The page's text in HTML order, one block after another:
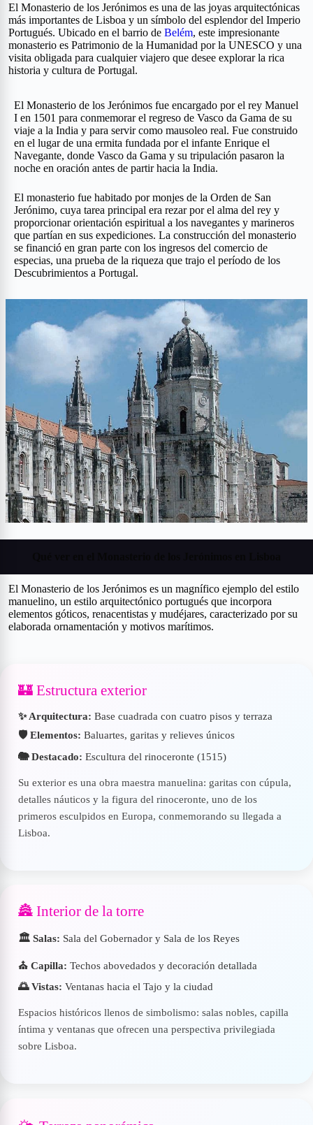
El Monasterio de los Jerónimos es una de las joyas arquitectónicas
más importantes de Lisboa y un símbolo del esplendor del Imperio
Portugués. Ubicado en el barrio de Belém, este impresionante
monasterio es Patrimonio de la Humanidad por la UNESCO y una
visita obligada para cualquier viajero que desee explorar la rica
historia y cultura de Portugal.
El Monasterio de los Jerónimos fue encargado por el rey Manuel
I en 1501 para conmemorar el regreso de Vasco da Gama de su
viaje a la India y para servir como mausoleo real. Fue construido
en el lugar de una ermita fundada por el infante Enrique el
Navegante, donde Vasco da Gama y su tripulación pasaron la
noche en oración antes de partir hacia la India.
El monasterio fue habitado por monjes de la Orden de San
Jerónimo, cuya tarea principal era rezar por el alma del rey y
proporcionar orientación espiritual a los navegantes y marineros
que partían en sus expediciones. La construcción del monasterio
se financió en gran parte con los ingresos del comercio de
especias, una prueba de la riqueza que trajo el período de los
Descubrimientos a Portugal.
El Monasterio de los Jerónimos es un magnífico ejemplo del estilo
manuelino, un estilo arquitectónico portugués que incorpora
elementos góticos, renacentistas y mudéjares, caracterizado por su
elaborada ornamentación y motivos marítimos.
🏰 Estructura exterior
✨ Arquitectura: Base cuadrada con cuatro pisos y terraza
🛡️ Elementos: Baluartes, garitas y relieves únicos
🐘 Destacado: Escultura del rinoceronte (1515)
Su exterior es una obra maestra manuelina: garitas con cúpula,
detalles náuticos y la figura del rinoceronte, uno de los
primeros esculpidos en Europa, conmemorando su llegada a
Lisboa.
🏯 Interior de la torre
🏛️ Salas: Sala del Gobernador y Sala de los Reyes
⛪ Capilla: Techos abovedados y decoración detallada
🌅 Vistas: Ventanas hacia el Tajo y la ciudad
Espacios históricos llenos de simbolismo: salas nobles, capilla
íntima y ventanas que ofrecen una perspectiva privilegiada
sobre Lisboa.